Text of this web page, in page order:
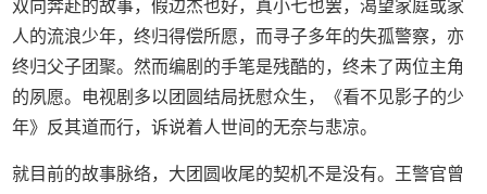
双向奔赴的故事，假边杰也好，真小七也罢，渴望家庭或家
人的流浪少年，终归得偿所愿，而寻子多年的失孤警察，亦
终归父子团聚。然而编剧的手笔是残酷的，终未了两位主角
的夙愿。电视剧多以团圆结局抚慰众生，《看不见影子的少
年》反其道而行，诉说着人世间的无奈与悲凉。
就目前的故事脉络，大团圆收尾的契机不是没有。王警官曾